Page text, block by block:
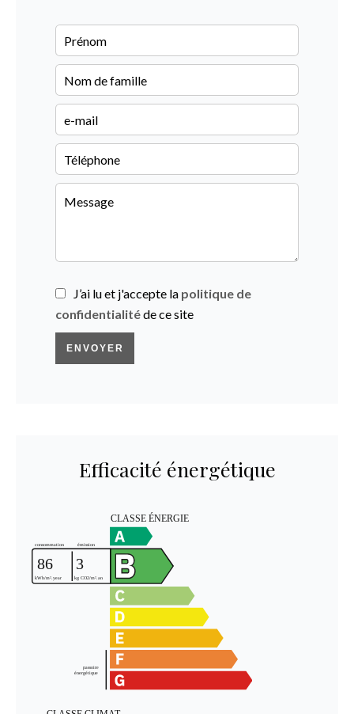
J’ai lu et j'accepte la politique de
confidentialitéde ce site
ENVOYER
Efficacité énergétique